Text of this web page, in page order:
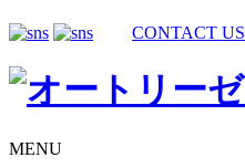
CONTACT US
MENU